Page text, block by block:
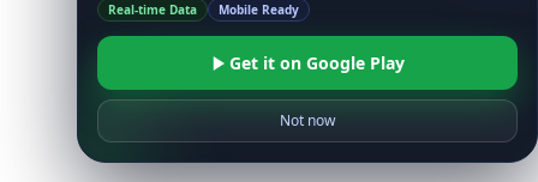
Real-time Data Mobile Ready
Get it on Google Play
Not now